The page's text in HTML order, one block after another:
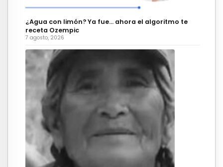
¿Agua con limón? Ya fue… ahora el algoritmo te
receta Ozempic
7 agosto, 2026